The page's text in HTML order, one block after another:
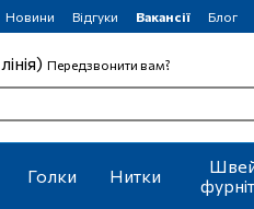
Новини Відгуки Вакансії Блог
Передзвонити вам?
Голки Нитки